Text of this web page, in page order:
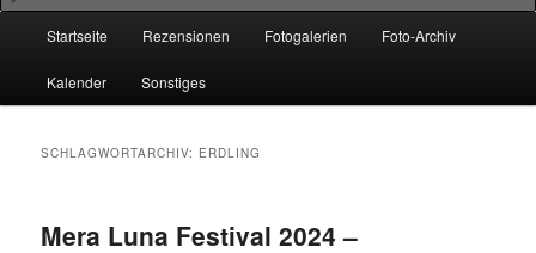
Startseite Rezensionen Fotogalerien Foto-Archiv
Kalender Sonstiges
SCHLAGWORTARCHIV: ERDLING
Mera Luna Festival 2024 –